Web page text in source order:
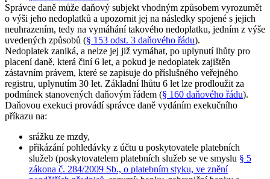
Správce daně může daňový subjekt vhodným způsobem vyrozumět
o výši jeho nedoplatků a upozornit jej na následky spojené s jejich
neuhrazením, tedy na vymáhání takového nedoplatku, jedním z výše
uvedených způsobů (§ 153 odst. 3 daňového řádu).
Nedoplatek zaniká, a nelze jej již vymáhat, po uplynutí lhůty pro
placení daně, která činí 6 let, a pokud je nedoplatek zajištěn
zástavním právem, které se zapisuje do příslušného veřejného
registru, uplynutím 30 let. Základní lhůtu 6 let lze prodloužit za
podmínek stanovených daňovým řádem (§ 160 daňového řádu).
Daňovou exekuci provádí správce daně vydáním exekučního
příkazu na:
srážku ze mzdy,
přikázání pohledávky z účtu u poskytovatele platebních
služeb (poskytovatelem platebních služeb se ve smyslu § 5
zákona č. 284/2009 Sb., o platebním styku, ve znění